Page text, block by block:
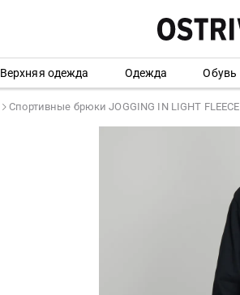
Верхняя одежда Одежда Обувь
Спортивные брюки JOGGING IN LIGHT FLEECE